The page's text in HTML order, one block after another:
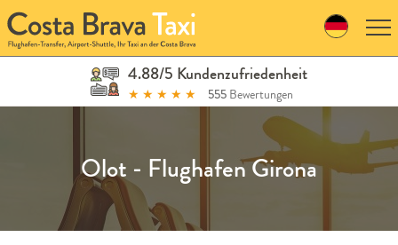
Skip
to
navigation
Skip
4.88/5 Kundenzufriedenheit
★ ★ ★ ★ ★ 555 Bewertungen
Olot - Flughafen Girona